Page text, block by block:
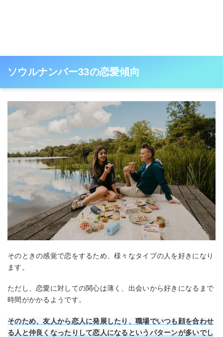
ソウルナンバー33の恋愛傾向
そのときの感覚で恋をするため、様々なタイプの人を好きになり
ます。
ただし、恋愛に対しての関心は薄く、出会いから好きになるまで
時間がかかるようです。
そのため、友人から恋人に発展したり、職場でいつも顔を合わせ
る人と仲良く なったりして恋人になるというパターンが多いでし